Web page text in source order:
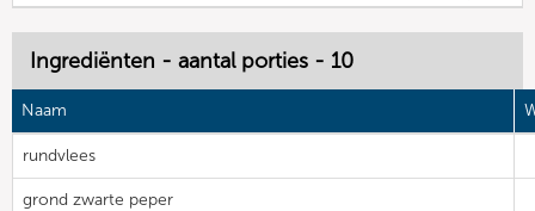
Ingrediënten - aantal porties - 10
Naam
rundvlees
grond zwarte peper